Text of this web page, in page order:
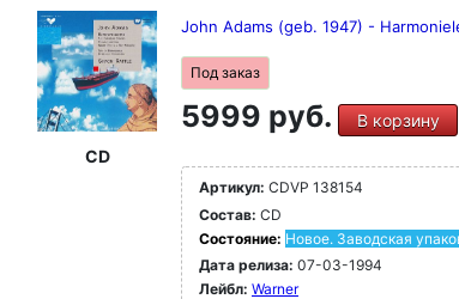
CD
John Adams (geb. 1947) -
Под заказ
5999 руб. В корзину
Артикул: CDVP 138154
Состав: CD
Состояние: Новое. Заводская
Дата релиза: 07-03-1994
Лейбл: Warner